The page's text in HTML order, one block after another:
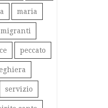
maria
migranti
peccato
servizio